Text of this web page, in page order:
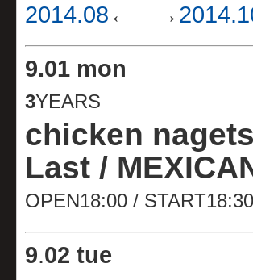
2014.08 ← →
9.01 mon
3YEARS
chicken
Last /
OPEN18:00 /
9.02 tue